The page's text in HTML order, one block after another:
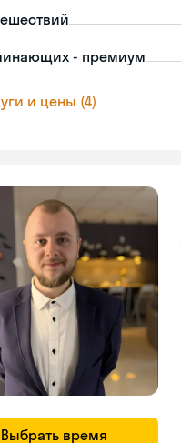
- премиум
и цены (4)
Выбрать время